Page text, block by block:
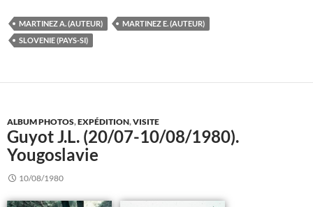
MARTINEZ A. (AUTEUR)
MARTINEZ E. (AUTEUR)
SLOVENIE (PAYS-SI)
ALBUM PHOTOS,EXPÉDITION,VISITE
Guyot J.L. (20/07-10/08/1980).
Yougoslavie
10/08/1980